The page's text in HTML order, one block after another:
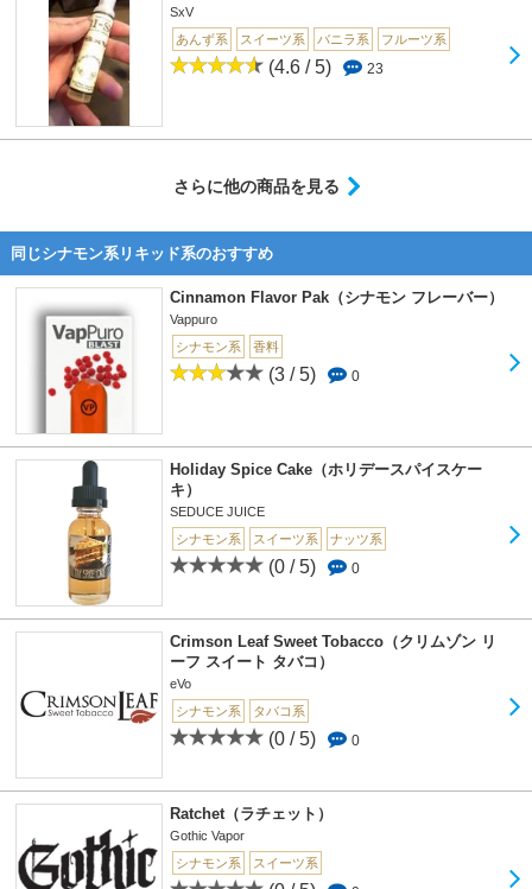
SxV
あんず系
スイーツ系 バニラ系 フルーツ系
(4.6 / 5) 23
さらに他の商品を見る
同じシナモン系リキッド系のおすすめ
Cinnamon Flavor Pak（シナモン フレーバー）
Vappuro
シナモン系
香料
(3 / 5) 0
Holiday Spice Cake（ホリデースパイスケー
キ）
SEDUCE JUICE
シナモン系
スイーツ系 ナッツ系
(0 / 5) 0
Crimson Leaf Sweet Tobacco（クリムゾン リ
ーフ スイート タバコ）
eVo
シナモン系
タバコ系
(0 / 5) 0
Ratchet（ラチェット）
Gothic Vapor
シナモン系
スイーツ系